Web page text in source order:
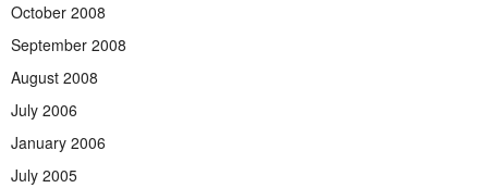
October 2008
September 2008
August 2008
July 2006
January 2006
July 2005